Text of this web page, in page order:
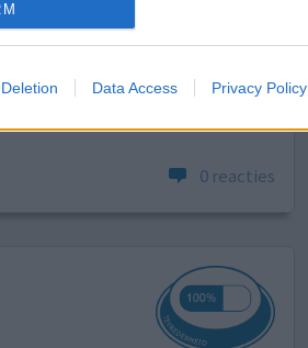
Data Access Privacy Policy
Hoeveelheid bijwerkingen
Nu loop ik al anderhalve week
codienefosfaat met gevolg
0 reacties